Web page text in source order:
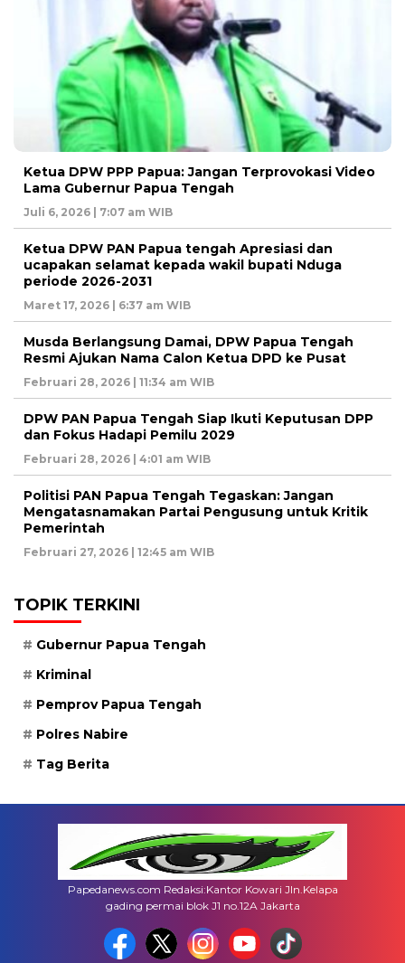
Ketua DPW PPP Papua: Jangan Terprovokasi Video
Lama Gubernur Papua Tengah
Juli 6, 2026 | 7:07 am WIB
Ketua DPW PAN Papua tengah Apresiasi dan
ucapakan selamat kepada wakil bupati Nduga
periode 2026-2031
Maret 17, 2026 | 6:37 am WIB
Musda Berlangsung Damai, DPW Papua Tengah
Resmi Ajukan Nama Calon Ketua DPD ke Pusat
Februari 28, 2026 | 11:34 am WIB
DPW PAN Papua Tengah Siap Ikuti Keputusan DPP
dan Fokus Hadapi Pemilu 2029
Februari 28, 2026 | 4:01 am WIB
Politisi PAN Papua Tengah Tegaskan: Jangan
Mengatasnamakan Partai Pengusung untuk Kritik
Pemerintah
Februari 27, 2026 | 12:45 am WIB
TOPIK TERKINI
Gubernur Papua Tengah
Kriminal
Pemprov Papua Tengah
Polres Nabire
Tag Berita
Papedanews.com Redaksi:Kantor Kowari Jln.Kelapa
gading permai blok J1 no.12A Jakarta